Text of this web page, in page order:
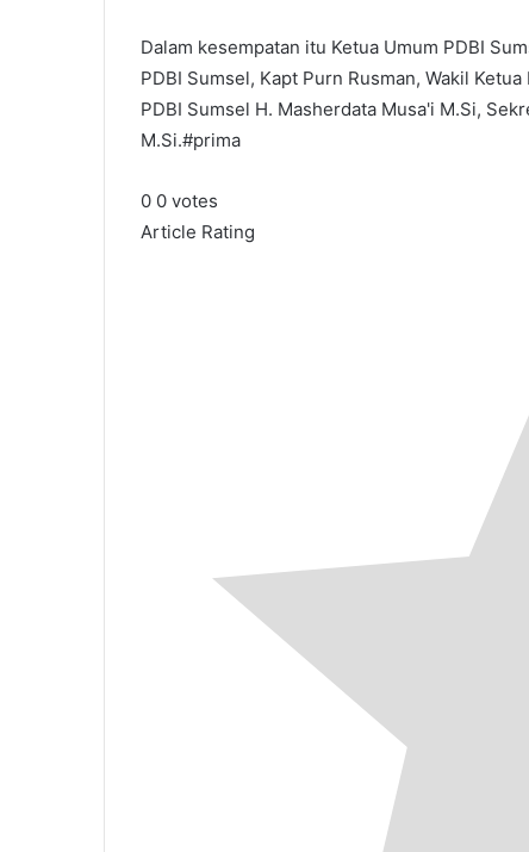
Dalam kesempatan itu Ketua Umum PDBI
PDBI Sumsel, Kapt Purn Rusman, Wakil
PDBI Sumsel H. Masherdata Musa'i M.Si,
M.Si.#prima
0 0 votes
Article Rating